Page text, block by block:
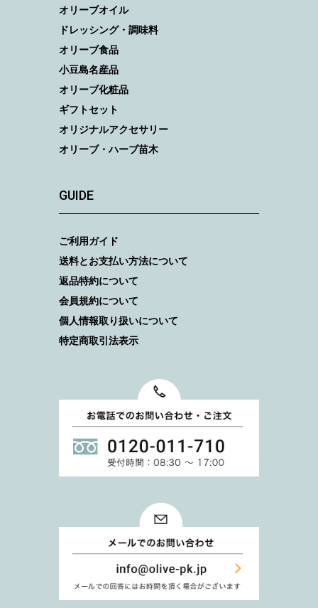
オリーブオイル
ドレッシング・調味料
オリーブ食品
小豆島名産品
オリーブ化粧品
ギフトセット
オリジナルアクセサリー
オリーブ・ハーブ苗木
GUIDE
ご利用ガイド
送料とお支払い方法について
返品特約について
会員規約について
個人情報取り扱いについて
特定商取引法表示